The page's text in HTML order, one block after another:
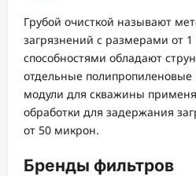
Грубой очисткой называют
загрязнений с размерами от
способностями обладают
отдельные
модули для скважины
обработки для задержания
от 50 микрон.
Бренды фильтров